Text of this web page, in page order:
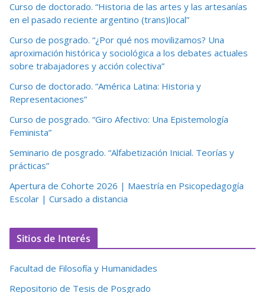
Curso de doctorado. “Historia de las artes y las artesanías
en el pasado reciente argentino (trans)local”
Curso de posgrado. “¿Por qué nos movilizamos? Una
aproximación histórica y sociológica a los debates actuales
sobre trabajadores y acción colectiva”
Curso de doctorado. “América Latina: Historia y
Representaciones”
Curso de posgrado. “Giro Afectivo: Una Epistemología
Feminista”
Seminario de posgrado. “Alfabetización Inicial. Teorías y
prácticas”
Apertura de Cohorte 2026 | Maestría en Psicopedagogía
Escolar | Cursado a distancia
Sitios de Interés
Facultad de Filosofía y Humanidades
Repositorio de Tesis de Posgrado